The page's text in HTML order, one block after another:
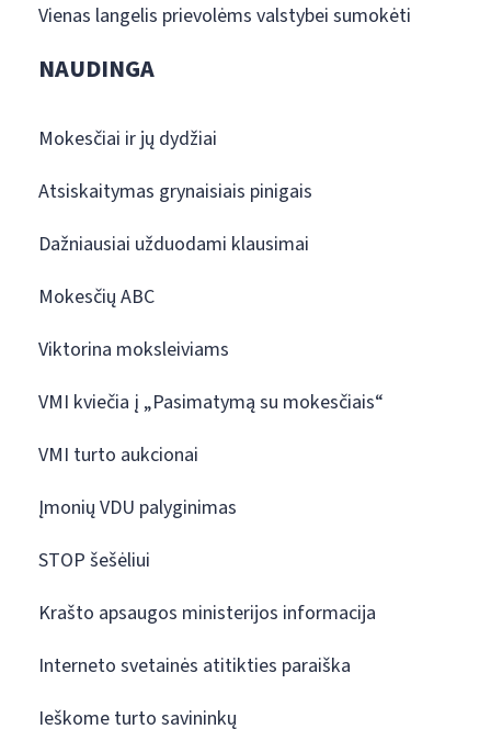
Vienas langelis prievolėms valstybei sumokėti
NAUDINGA
Mokesčiai ir jų dydžiai
Atsiskaitymas grynaisiais pinigais
Dažniausiai užduodami klausimai
Mokesčių ABC
Viktorina moksleiviams
VMI kviečia į „Pasimatymą su mokesčiais“
VMI turto aukcionai
Įmonių VDU palyginimas
STOP šešėliui
Krašto apsaugos ministerijos informacija
Interneto svetainės atitikties paraiška
Ieškome turto savininkų